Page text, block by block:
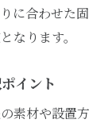
に合わせた固
なります。
イント
素材や設置方